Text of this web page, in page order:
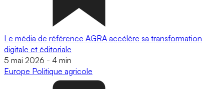
Le média de référence AGRA accélère sa transformation
digitale et éditoriale
5 mai 2026 - 4 min
Europe Politique agricole